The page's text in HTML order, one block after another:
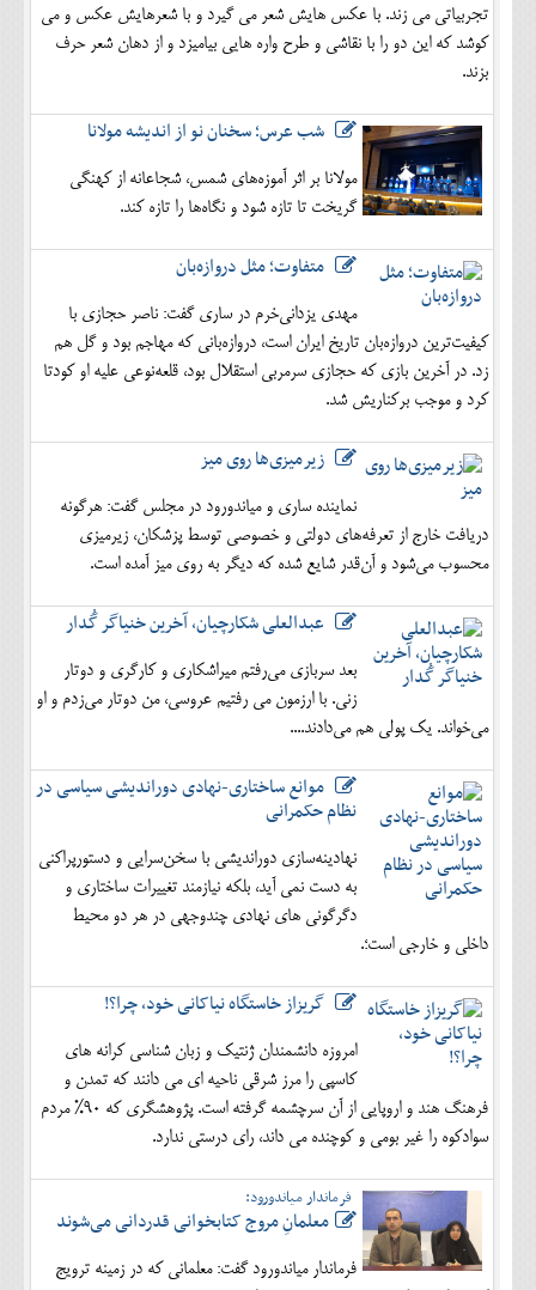
تجربیاتی می زند. با عکس هایش شعر می گیرد و با شعرهایش عکس و می
کوشد که این دو را با نقاشی و طرح واره هایی بیامیزد و از دهان شعر حرف
بزند.
شب عرس؛ سخنان نو از اندیشه مولانا
مولانا بر اثر آموزه‌های شمس، شجاعانه از کهنگی
گریخت تا تازه شود و نگاه‌ها را تازه کند.
متفاوت؛ مثل دروازه‌بان
مهدی یزدانی‌خرم در ساری گفت: ناصر حجازی با
کیفیت‌ترین دروازه‌بان تاریخ ایران است، دروازه‌بانی که مهاجم بود و گل هم
زد. در آخرین بازی که حجازی سرمربی استقلال بود، قلعه‌نوعی علیه او کودتا
کرد و موجب برکناریش شد.
زیرمیزی‌ها روی میز
نماینده ساری و میاندورود در مجلس گفت: هرگونه
دریافت خارج از تعرفه‌های دولتی و خصوصی توسط پزشکان، زیرمیزی
محسوب می‌شود و آن‌قدر شایع شده که دیگر به روی میز آمده است.
عبدالعلی شکارچیان، آخرین خنیاگر گُدار
بعد سربازی می‌رفتم میراشکاری و کارگری و دوتار
زنی. با ارزمون می رفتیم عروسی، من دوتار می‌زدم و او
می‌خواند. یک پولی هم می‌دادند....
موانع ساختاری-نهادی دوراندیشی سیاسی در
نظام حکمرانی
نهادینه‌سازی دوراندیشی با سخن‌سرایی و دستورپراکنی
به دست نمی آید، بلکه نیازمند تغییرات ساختاری و
دگرگونی های نهادی چندوجهی در هر دو محیط
داخلی و خارجی است؛.
گریزاز خاستگاه نیاکانی خود، چرا؟!
امروزه دانشمندان ژنتیک و زبان شناسی کرانه های
کاسپی را مرز شرقی ناحیه ای می دانند که تمدن و
فرهنگ هند و اروپایی از آن سرچشمه گرفته است. پژوهشگری که 90% مردم
سوادکوه را غیر بومی و کوچنده می داند، رای درستی ندارد.
فرماندار میاندورود:
معلمانِ مروج کتابخوانی قدردانی می‌شوند
فرماندار میاندورود گفت: معلمانی که در زمینه ترویج